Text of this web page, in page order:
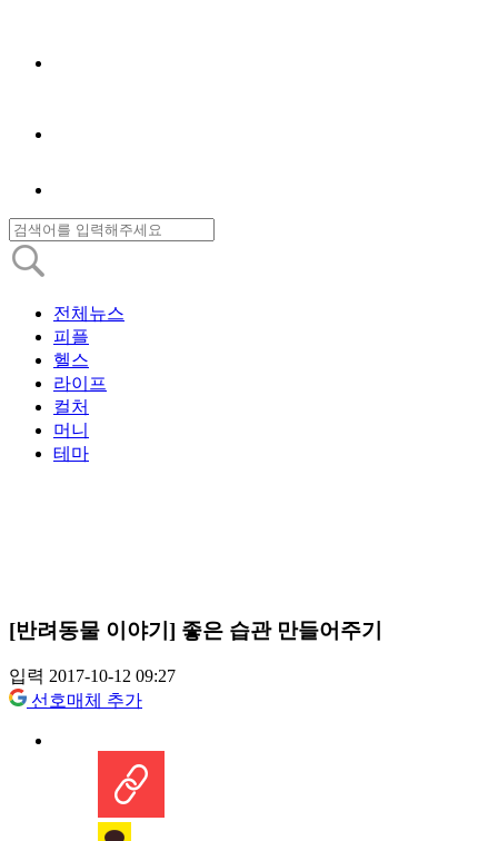
전체뉴스
피플
헬스
라이프
컬처
머니
테마
[반려동물 이야기] 좋은 습관 만들어주기
입력 2017-10-12 09:27
선호매체 추가